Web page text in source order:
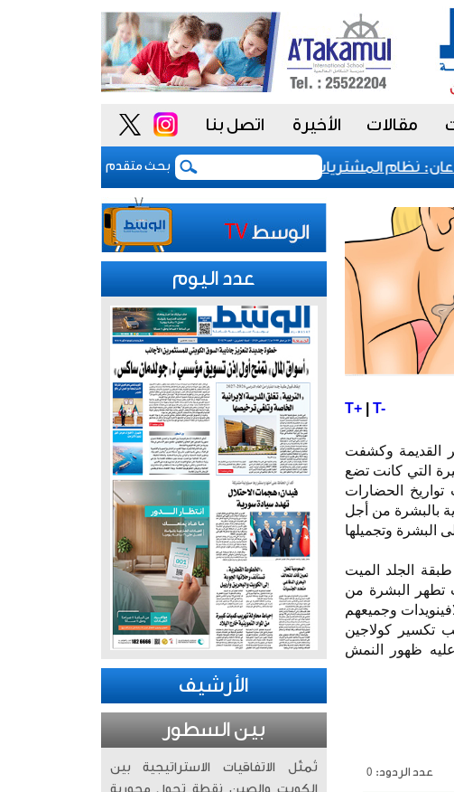
مقالات الأخيرة اتصل بنا
بحث متقدم
نظام المشتريات يمنح الحكومة السعودية أدوات أكثر مرونة
T+| T-
القديمة وكشفت
التي كانت تضع
الحضارات
بالبشرة من أجل
البشرة وتجميلها
الجلد الميت
تطهر البشرة من
وجميعهم
تكسير كولاجين
عليه ظهور النمش
عدد الردود: 0
عدد اليوم
الأرشيف
بين السطور
تُمثّل الاتفاقيات الاستراتيجية بين